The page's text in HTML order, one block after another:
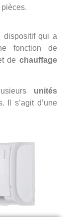
dispositif qui a
fonction de
de chauffage
unités
Il s’agit d’une